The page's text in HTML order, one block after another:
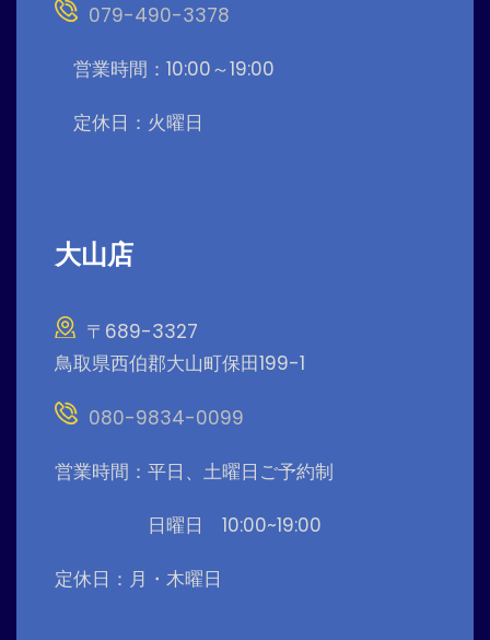
079-490-3378
営業時間：10:00～19:00
定休日：火曜日
大山店
〒689-3327
鳥取県西伯郡大山町保田199-1
080-9834-0099
営業時間：平日、土曜日ご予約制
日曜日 10:00~19:00
定休日：月・木曜日